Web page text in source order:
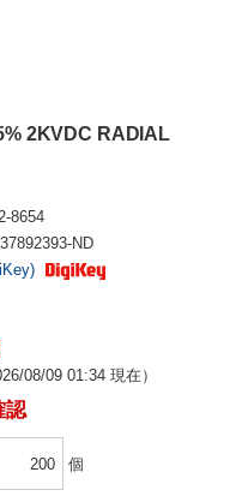
2KVDC RADIAL
8654
ND
08/09 01:34 現在）
認
個